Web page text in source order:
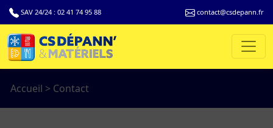
SAV 24/24 : 02 41 74 95 88 contact@csdepann.fr
Accueil > Contact